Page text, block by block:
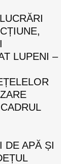
LUPENI –
DE APĂ ȘI